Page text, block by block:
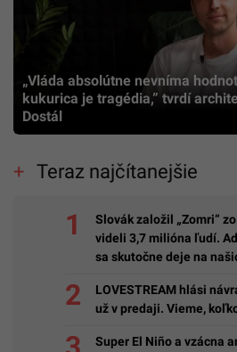
„Vláda absolútne nevníma
kukurica je tragédia,” tvrdí
Dostál
Teraz najčítanejšie
Slovák založil „Zomri“
videli 3,7 milióna ľudí.
sa skutočne deje na
LOVESTREAM hlási
už v predaji. Vieme,
Super El Niño a vzácna